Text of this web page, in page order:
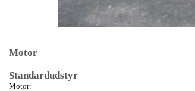
Motor
Standardudstyr
Motor: